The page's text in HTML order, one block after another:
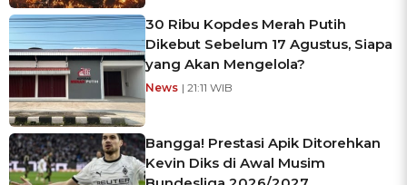
30 Ribu Kopdes Merah Putih
Dikebut Sebelum 17 Agustus, Siapa
yang Akan Mengelola?
News | 21:11 WIB
Bangga! Prestasi Apik Ditorehkan
Kevin Diks di Awal Musim